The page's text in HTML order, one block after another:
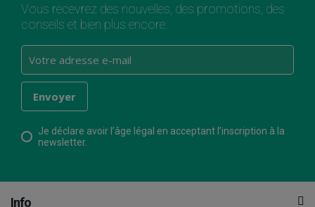
Vous recevrez des nouvelles, des promotions, des
conseils et bien plus encore.
Je déclare avoir l’âge légal en acceptant l’inscription à la
newsletter.
Info